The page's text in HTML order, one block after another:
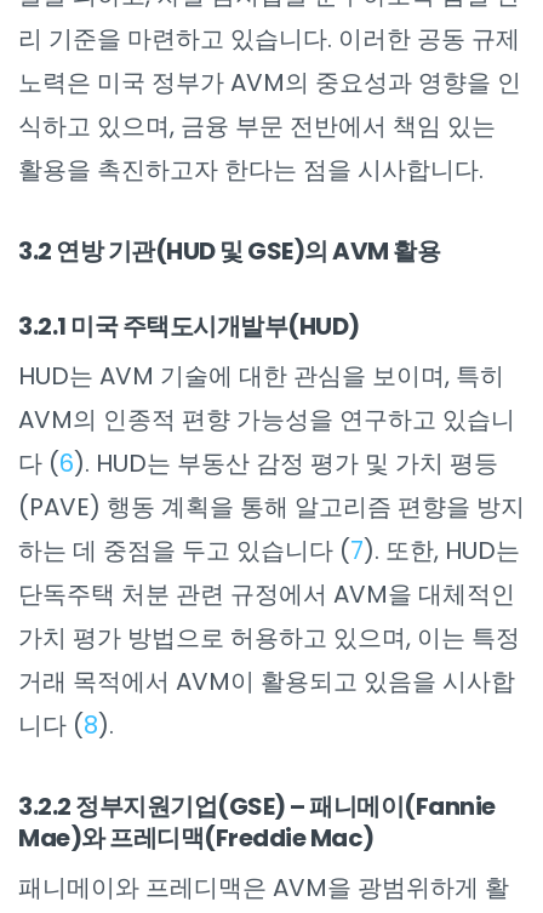
리 기준을 마련하고 있습니다. 이러한 공동 규제
노력은 미국 정부가 AVM의 중요성과 영향을 인
식하고 있으며, 금융 부문 전반에서 책임 있는
활용을 촉진하고자 한다는 점을 시사합니다.
3.2 연방 기관(HUD 및 GSE)의 AVM 활용
3.2.1 미국 주택도시개발부(HUD)
HUD는 AVM 기술에 대한 관심을 보이며, 특히
AVM의 인종적 편향 가능성을 연구하고 있습니
다 (6). HUD는 부동산 감정 평가 및 가치 평등
(PAVE) 행동 계획을 통해 알고리즘 편향을 방지
하는 데 중점을 두고 있습니다 (7). 또한, HUD는
단독주택 처분 관련 규정에서 AVM을 대체적인
가치 평가 방법으로 허용하고 있으며, 이는 특정
거래 목적에서 AVM이 활용되고 있음을 시사합
니다 (8).
3.2.2 정부지원기업(GSE) – 패니메이(Fannie
Mae)와 프레디맥(Freddie Mac)
패니메이와 프레디맥은 AVM을 광범위하게 활